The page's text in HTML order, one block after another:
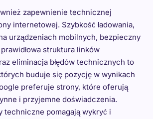
zapewnienie technicznej
internetowej. Szybkość ładowania,
urządzeniach mobilnych, bezpieczny
struktura linków
eliminacja błędów technicznych to
buduje się pozycję w wynikach
preferuje strony, które oferują
i przyjemne doświadczenia.
techniczne pomagają wykryć i